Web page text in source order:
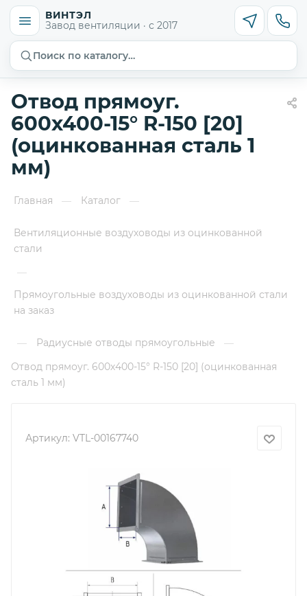
ВИНТЭЛ
Завод вентиляции · с 2017
Поиск по каталогу…
Отвод прямоуг.
600х400-15° R-150 [20]
(оцинкованная сталь 1
мм)
Главная — Каталог —
Вентиляционные воздуховоды из оцинкованной
стали
—
Прямоугольные воздуховоды из оцинкованной стали
на заказ
— Радиусные отводы прямоугольные
—
Отвод прямоуг. 600х400-15° R-150 [20] (оцинкованная
сталь 1 мм)
Артикул: VTL-00167740